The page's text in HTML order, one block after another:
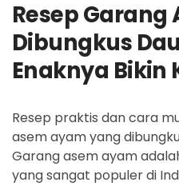
Resep Garang
Dibungkus
Enaknya Bikin
Resep praktis dan cara
asem ayam yang
Garang asem ayam
yang sangat populer di